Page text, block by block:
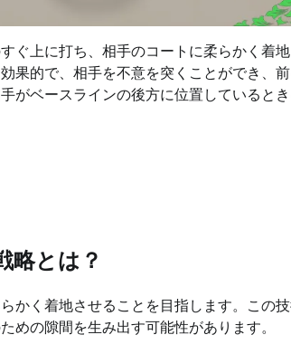
ぐ上に打ち、相手のコートに柔らかく着
果的で、相手を不意を突くことができ、
がベースラインの後方に位置していると
略とは？
く着地させることを目指します。この技
の隙間を生み出す可能性があります。